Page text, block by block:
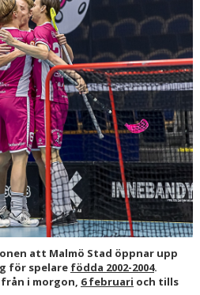
att Malmö Stad öppnar upp
för spelare födda 2002-2004.
i morgon, 6 februari och tills